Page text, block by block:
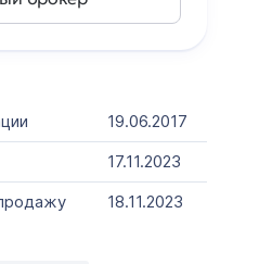
19.06.2017
17.11.2023
18.11.2023